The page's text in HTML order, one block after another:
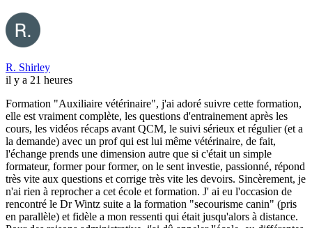
R. Shirley
il y a 21 heures
Formation "Auxiliaire vétérinaire", j'ai adoré suivre cette formation,
elle est vraiment complète, les questions d'entrainement après les
cours, les vidéos récaps avant QCM, le suivi sérieux et régulier (et a
la demande) avec un prof qui est lui même vétérinaire, de fait,
l'échange prends une dimension autre que si c'était un simple
formateur, former pour former, on le sent investie, passionné, répond
très vite aux questions et corrige très vite les devoirs. Sincèrement, je
n'ai rien à reprocher a cet école et formation. J' ai eu l'occasion de
rencontré le Dr Wintz suite a la formation "secourisme canin" (pris
en parallèle) et fidèle a mon ressenti qui était jusqu'alors à distance.